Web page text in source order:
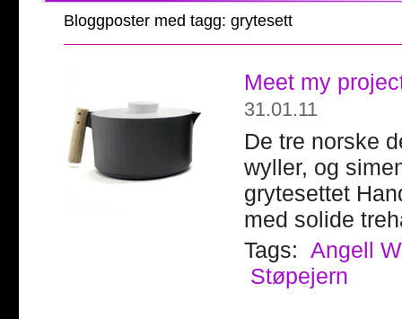
Bloggposter med tagg: grytesett
Meet my
31.01.11
De tre norske
wyller, og
grytesettet
med solide
Tags: Angell
Støpejern